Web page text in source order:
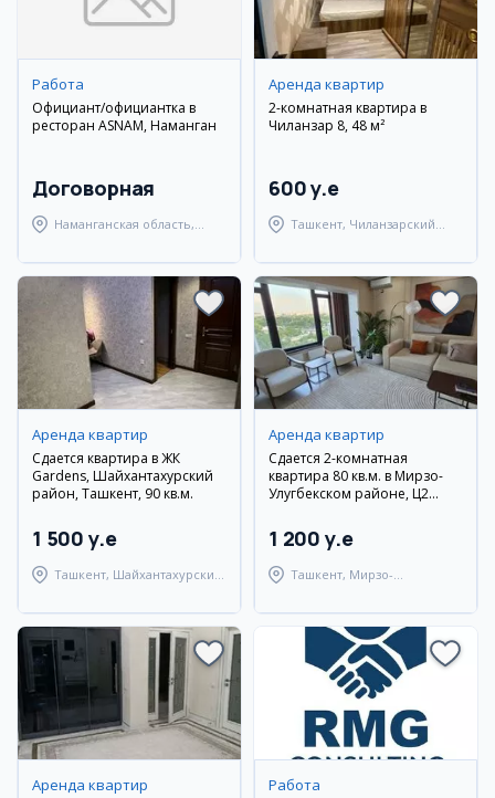
Работа
Официант/официантка в
ресторан ASNAM, Наманган
Договорная
Наманганская область,
Аренда квартир
2-комнатная квартира в
Чиланзар 8, 48 м²
600 y.e
Ташкент, Чиланзарский
Аренда квартир
Сдается квартира в ЖК
Gardens, Шайхантахурский
район, Ташкент, 90 кв.м.
1 500 y.e
Ташкент, Шайхантахурский
Аренда квартир
Сдается 2-комнатная
квартира 80 кв.м. в Мирзо-
Улугбекском районе, Ц2
и техникой
1 200 y.e
Ташкент, Мирзо-
Аренда квартир Работа